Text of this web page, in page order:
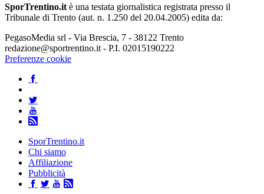
SporTrentino.it è una testata giornalistica registrata presso il
Tribunale di Trento (aut. n. 1.250 del 20.04.2005) edita da:
PegasoMedia srl - Via Brescia, 7 - 38122 Trento
redazione@sportrentino.it - P.I. 02015190222
Preferenze cookie
SporTrentino.it
Chi siamo
Affiliazione
Pubblicità